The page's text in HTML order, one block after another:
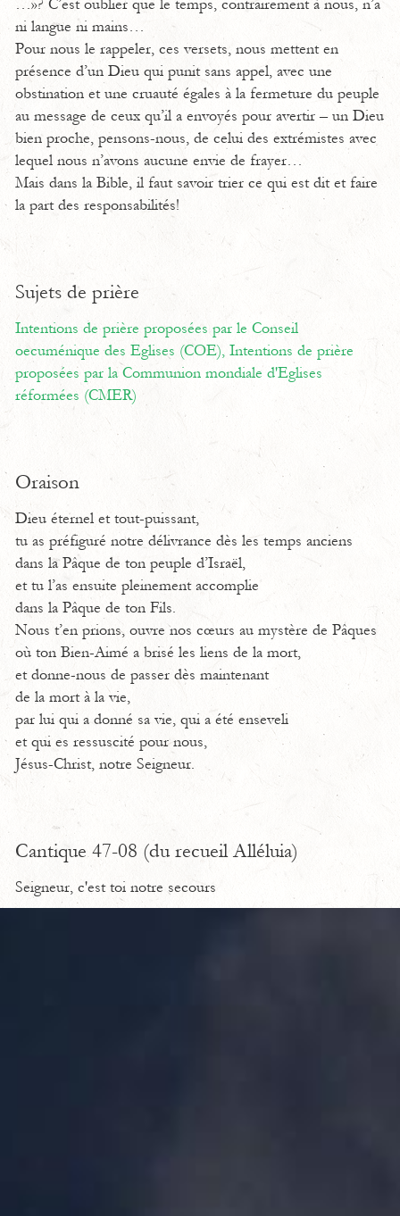
…»? C’est oublier que le temps, contrairement à nous, n’a
ni langue ni mains…
Pour nous le rappeler, ces versets, nous mettent en
présence d’un Dieu qui punit sans appel, avec une
obstination et une cruauté égales à la fermeture du peuple
au message de ceux qu’il a envoyés pour avertir – un Dieu
bien proche, pensons-nous, de celui des extrémistes avec
lequel nous n’avons aucune envie de frayer…
Mais dans la Bible, il faut savoir trier ce qui est dit et faire
la part des responsabilités!
Sujets de prière
Intentions de prière proposées par le Conseil
oecuménique des Eglises (COE), Intentions de prière
proposées par la Communion mondiale d'Eglises
réformées (CMER)
Oraison
Dieu éternel et tout-puissant,
tu as préfiguré notre délivrance dès les temps anciens
dans la Pâque de ton peuple d’Israël,
et tu l’as ensuite pleinement accomplie
dans la Pâque de ton Fils.
Nous t’en prions, ouvre nos cœurs au mystère de Pâques
où ton Bien-Aimé a brisé les liens de la mort,
et donne-nous de passer dès maintenant
de la mort à la vie,
par lui qui a donné sa vie, qui a été enseveli
et qui es ressuscité pour nous,
Jésus-Christ, notre Seigneur.
Cantique 47-08 (du recueil Alléluia)
Seigneur, c'est toi notre secours